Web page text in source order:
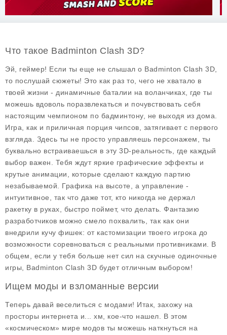
Что такое Badminton Clash 3D?
Эй, геймер! Если ты еще не слышал о Badminton Clash 3D,
то послушай сюжеты! Это как раз то, чего не хватало в
твоей жизни - динамичные баталии на воланчиках, где ты
можешь вдоволь поразвлекаться и почувствовать себя
настоящим чемпионом по бадминтону, не выходя из дома.
Игра, как и приличная порция чипсов, затягивает с первого
взгляда. Здесь ты не просто управляешь персонажем, ты
буквально встраиваешься в эту 3D-реальность, где каждый
выбор важен. Тебя ждут яркие графические эффекты и
крутые анимации, которые сделают каждую партию
незабываемой. Графика на высоте, а управление -
интуитивное, так что даже тот, кто никогда не держал
ракетку в руках, быстро поймет, что делать. Фантазию
разработчиков можно смело похвалить, так как они
внедрили кучу фишек: от кастомизации твоего игрока до
возможности соревноваться с реальными противниками. В
общем, если у тебя больше нет сил на скучные одиночные
игры, Badminton Clash 3D будет отличным выбором!
Ищем моды и взломанные версии
Теперь давай веселиться с модами! Итак, захожу на
просторы интернета и... хм, кое-что нашел. В этом
«космическом» мире модов ты можешь наткнуться на